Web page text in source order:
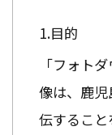
目的
「フォト
像は、鹿
伝すること